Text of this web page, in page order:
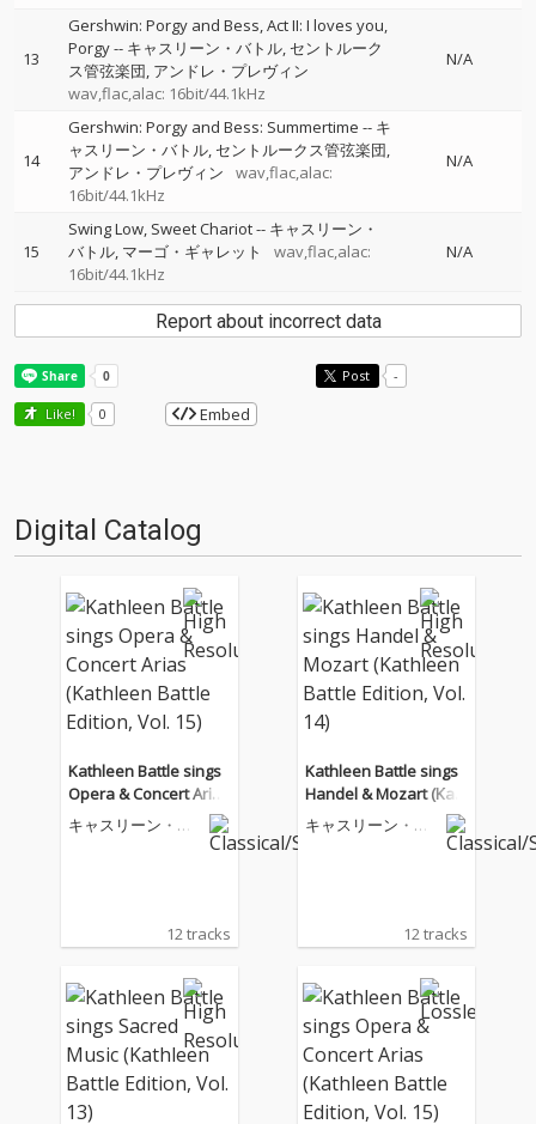
13
Gershwin: Porgy and Bess, Act II: I loves you,
Porgy-- キャスリーン・バトル セントルーク
ス管弦楽団 アンドレ・プレヴィン
wav,flac,alac: 16bit/44.1kHz
N/A
14
Gershwin: Porgy and Bess: Summertime -- キ
ャスリーン・バトル セントルークス管弦楽団
アンドレ・プレヴィン
wav,flac,alac:
16bit/44.1kHz
N/A
15
Swing Low, Sweet Chariot-- キャスリーン・
バトル マーゴ・ギャレット
wav,flac,alac:
16bit/44.1kHz
N/A
Report about incorrect data
Post -
Like! 0 Embed
Digital Catalog
Kathleen Battle sings
Opera & Concert Arias
(Kathleen Battle Editio
n, Vol. 15)
キャスリーン・バ
12 tracks
Kathleen Battle sings
Handel & Mozart (Kat
hleen Battle Edition, V
ol. 14)
キャスリーン・バ
12 tracks